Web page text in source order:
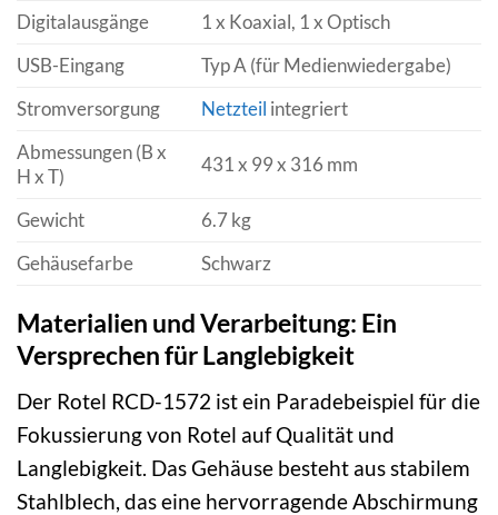
Digitalausgänge
1 x Koaxial, 1 x Optisch
USB-Eingang
Typ A (für Medienwiedergabe)
Stromversorgung
Netzteil integriert
Abmessungen (B x
H x T)
431 x 99 x 316 mm
Gewicht
6.7 kg
Gehäusefarbe
Schwarz
Materialien und Verarbeitung: Ein
Versprechen für Langlebigkeit
Der Rotel RCD-1572 ist ein Paradebeispiel für die
Fokussierung von Rotel auf Qualität und
Langlebigkeit. Das Gehäuse besteht aus stabilem
Stahlblech, das eine hervorragende Abschirmung